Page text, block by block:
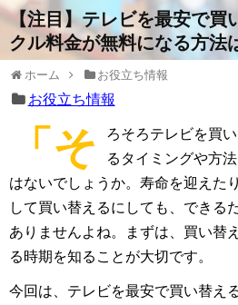
【注目】テレビを最安で買
クル料金が無料になる方法
ホーム お役立ち情報
お役立ち情報
「そ
ろそろテレビを買
るタイミングや方
はないでしょうか。寿命を迎えた
して買い替えるにしても、できる
ありませんよね。まずは、買い替
る時期を知ることが大切です。
今回は、テレビを最安で買い替え